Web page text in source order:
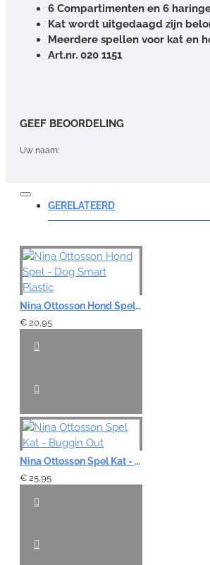
6 Compartimenten en 6
Kat wordt uitgedaagd zijn
Meerdere spellen voor kat en
Art.nr. 020 1151
GEEF BEOORDELING
Uw naam:
Opmerking:
Note:HTML-code wordt niet vertaald!
Waardering:
Slecht
GERELATEERD
Nina Ottosson Hond Spel - Dog Smart Plastic
€ 20,95
Nina Ottosson Spel Kat - Buggin Out
€ 25,95